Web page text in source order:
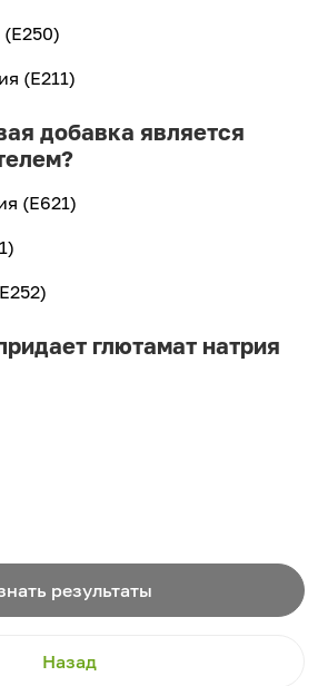
(Е250)
(Е211)
добавка является
(Е621)
глютамат натрия
результаты
Назад